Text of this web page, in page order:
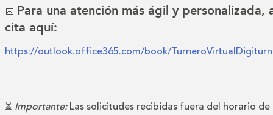
📅 Para una atención más ágil y personalizada,
cita aquí:
https://outlook.office365.com/book/
⏳ Importante:Las solicitudes recibidas fuera del horario de